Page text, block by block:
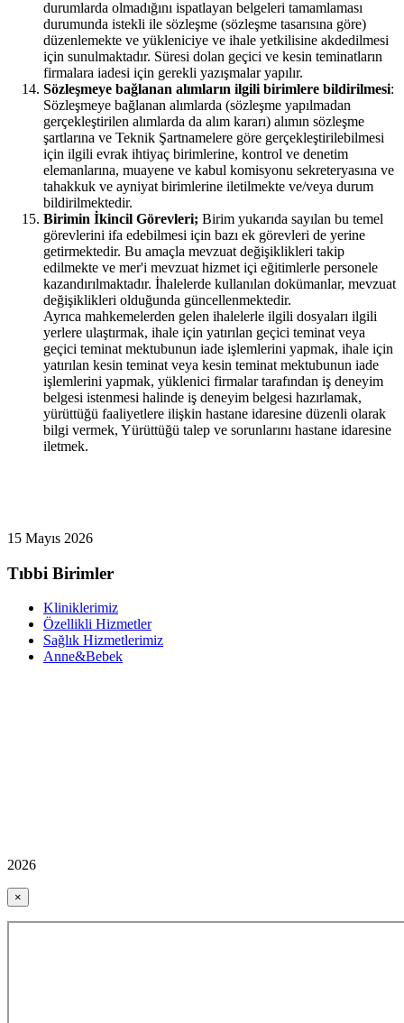
durumlarda olmadığını ispatlayan belgeleri tamamlaması
durumunda istekli ile sözleşme (sözleşme tasarısına göre)
düzenlemekte ve yükleniciye ve ihale yetkilisine akdedilmesi
için sunulmaktadır. Süresi dolan geçici ve kesin teminatların
firmalara iadesi için gerekli yazışmalar yapılır.
Sözleşmeye bağlanan alımların ilgili birimlere bildirilmesi:
Sözleşmeye bağlanan alımlarda (sözleşme yapılmadan
gerçekleştirilen alımlarda da alım kararı) alımın sözleşme
şartlarına ve Teknik Şartnamelere göre gerçekleştirilebilmesi
için ilgili evrak ihtiyaç birimlerine, kontrol ve denetim
elemanlarına, muayene ve kabul komisyonu sekreteryasına ve
tahakkuk ve ayniyat birimlerine iletilmekte ve/veya durum
bildirilmektedir.
Birimin İkincil Görevleri; Birim yukarıda sayılan bu temel
görevlerini ifa edebilmesi için bazı ek görevleri de yerine
getirmektedir. Bu amaçla mevzuat değişiklikleri takip
edilmekte ve mer'i mevzuat hizmet içi eğitimlerle personele
kazandırılmaktadır. İhalelerde kullanılan dokümanlar, mevzuat
değişiklikleri olduğunda güncellenmektedir.
Ayrıca mahkemelerden gelen ihalelerle ilgili dosyaları ilgili
yerlere ulaştırmak, ihale için yatırılan geçici teminat veya
geçici teminat mektubunun iade işlemlerini yapmak, ihale için
yatırılan kesin teminat veya kesin teminat mektubunun iade
işlemlerini yapmak, yüklenici firmalar tarafından iş deneyim
belgesi istenmesi halinde iş deneyim belgesi hazırlamak,
yürüttüğü faaliyetlere ilişkin hastane idaresine düzenli olarak
bilgi vermek, Yürüttüğü talep ve sorunlarını hastane idaresine
iletmek.
15 Mayıs 2026
Tıbbi Birimler
Kliniklerimiz
Özellikli Hizmetler
Sağlık Hizmetlerimiz
Anne&Bebek
2026
×